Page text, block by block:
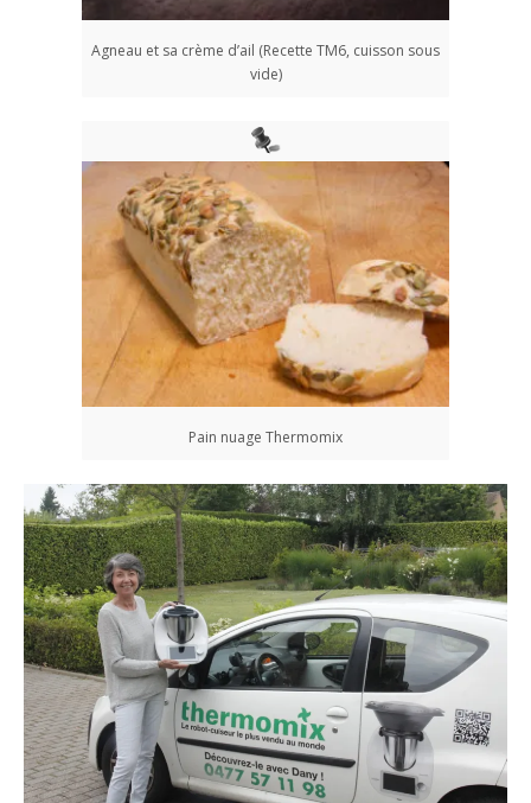
Agneau et sa crème d’ail (Recette TM6, cuisson sous
vide)
Pain nuage Thermomix